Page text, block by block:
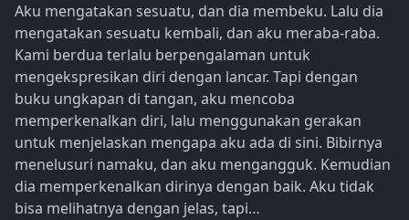
Aku mengatakan sesuatu, dan dia membeku. Lalu dia
mengatakan sesuatu kembali, dan aku meraba-raba.
Kami berdua terlalu berpengalaman untuk
mengekspresikan diri dengan lancar. Tapi dengan
buku ungkapan di tangan, aku mencoba
memperkenalkan diri, lalu menggunakan gerakan
untuk menjelaskan mengapa aku ada di sini. Bibirnya
menelusuri namaku, dan aku mengangguk. Kemudian
dia memperkenalkan dirinya dengan baik. Aku tidak
bisa melihatnya dengan jelas, tapi…